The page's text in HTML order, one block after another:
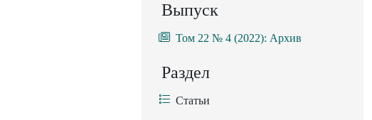
Выпуск
Том 22 № 4 (2022): Архив
Раздел
Статьи